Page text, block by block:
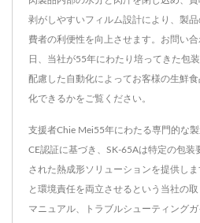
剥がしやすいフィルム設計により、製
費者の利便性を向上させます。お問い
日、当社が55年にわたり培ってきた包
配慮した自動化によってお客様の生鮮
化できるかをご覧ください。
支援者Chie Mei55年にわたる専門的な
CE認証に基づき、SK-65Aは特定の包
された熱成形ソリューションを提供し
と環境責任を両立させるという当社の
マニュアル、トラブルシューティング